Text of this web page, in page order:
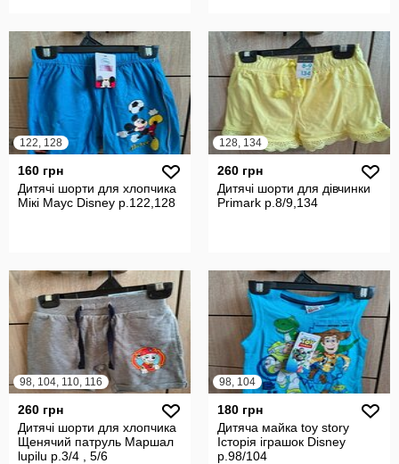
122, 128
160 грн
Дитячі шорти для хлопчика
Мікі Маус Disney р.122,128
128, 134
260 грн
Дитячі шорти для дівчинки
Primark р.8/9,134
98, 104, 110, 116
260 грн
Дитячі шорти для хлопчика
Щенячий патруль Маршал
lupilu р.3/4 , 5/6
98, 104
180 грн
Дитяча майка toy story
Історія іграшок Disney
р.98/104